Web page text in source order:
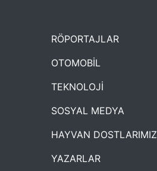
RÖPORTAJLAR
OTOMOBİL
TEKNOLOJİ
SOSYAL MEDYA
HAYVAN DOSTLARIMIZ
YAZARLAR